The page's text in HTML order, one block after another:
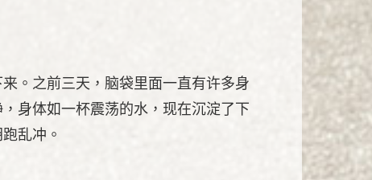
。之前三天，脑袋里面一直有许多身
身体如一杯震荡的水，现在沉淀了下
乱冲。